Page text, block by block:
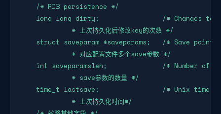
/* RDB persistence */
long long dirty;                /* Changes to
* 上次持久化后修改key的次数 */
struct saveparam *saveparams;   /* Save points
* 对应配置文件多个save参数 */
int saveparamslen;              /* Number of
* save参数的数量 */
time_t lastsave;                /* Unix time
* 上次持久化时间*/